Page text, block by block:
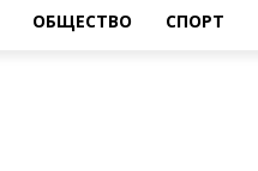
ОБЩЕСТВО СПОРТ